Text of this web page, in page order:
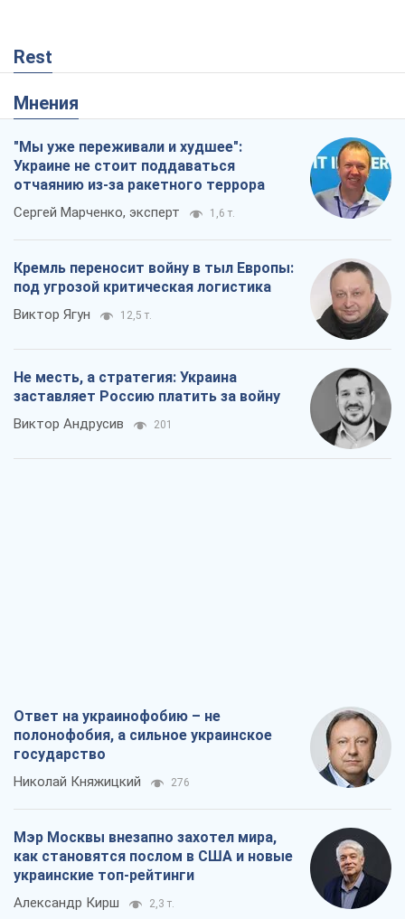
Rest
Мнения
"Мы уже переживали и худшее":
Украине не стоит поддаваться
отчаянию из-за ракетного террора
Сергей Марченко, эксперт 1,6 т.
Кремль переносит войну в тыл Европы:
под угрозой критическая логистика
Виктор Ягун 12,5 т.
Не месть, а стратегия: Украина
заставляет Россию платить за войну
Виктор Андрусив 201
Ответ на украинофобию – не
полонофобия, а сильное украинское
государство
Николай Княжицкий 276
Мэр Москвы внезапно захотел мира,
как становятся послом в США и новые
украинские топ-рейтинги
Александр Кирш 2,3 т.